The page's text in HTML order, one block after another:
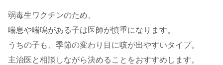
弱毒生ワクチンのため、
喘息や喘鳴がある子は医師が慎重になります。
うちの子も、季節の変わり目に咳が出やすいタイプ。
主治医と相談しながら決めることをおすすめします。